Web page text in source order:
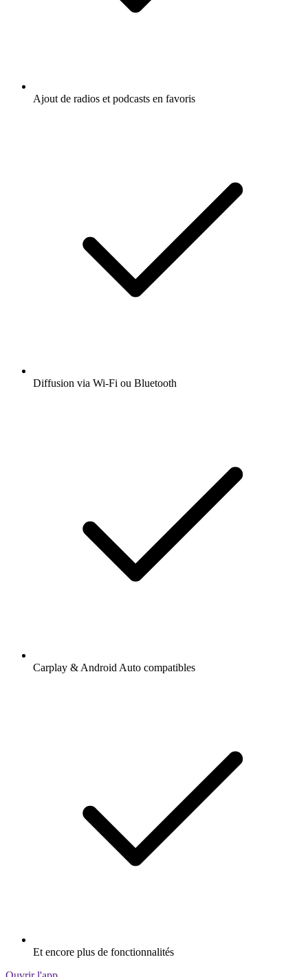
Ajout de radios et podcasts en favoris
Diffusion via Wi-Fi ou Bluetooth
Carplay & Android Auto compatibles
Et encore plus de fonctionnalités